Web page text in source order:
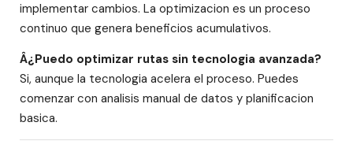
implementar cambios. La optimizacion es un proceso
continuo que genera beneficios acumulativos.
Â¿Puedo optimizar rutas sin tecnologia avanzada?
Si, aunque la tecnologia acelera el proceso. Puedes
comenzar con analisis manual de datos y planificacion
basica.